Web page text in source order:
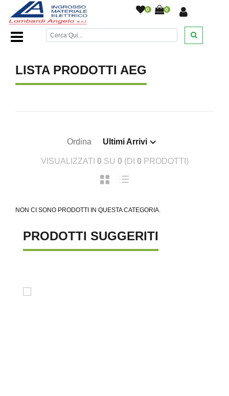
0 0
Home Page/Differenziali Blocco/AEG/
LISTA PRODOTTI AEG
Ordina Ultimi Arrivi
VISUALIZZATI 0 SU 0 (DI 0 PRODOTTI)
NON CI SONO PRODOTTI IN QUESTA CATEGORIA.
PRODOTTI SUGGERITI